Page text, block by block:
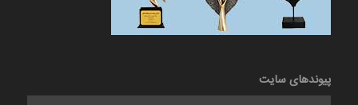
پیوندهای سایت